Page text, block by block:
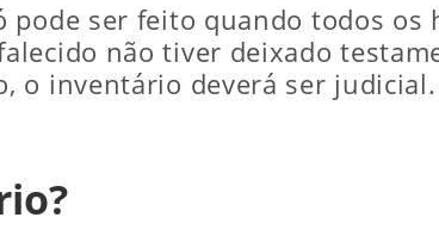
ser feito quando todos os
não tiver deixado
o inventário deverá ser judicial.